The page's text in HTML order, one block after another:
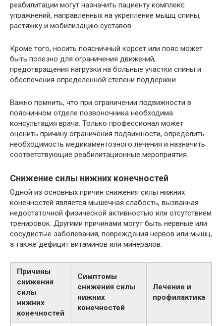
реабилитации могут назначить пациенту комплекс
упражнений, направленных на укрепление мышц спины,
растяжку и мобилизацию суставов.
Кроме того, носить поясничный корсет или пояс может
быть полезно для ограничения движений,
предотвращения нагрузки на больные участки спины и
обеспечения определенной степени поддержки.
Важно помнить, что при ограничении подвижности в
поясничном отделе позвоночника необходима
консультация врача. Только профессионал может
оценить причину ограничения подвижности, определить
необходимость медикаментозного лечения и назначить
соответствующие реабилитационные мероприятия.
Снижение силы нижних конечностей
Одной из основных причин снижения силы нижних
конечностей является мышечная слабость, вызванная
недостаточной физической активностью или отсутствием
тренировок. Другими причинами могут быть нервные или
сосудистые заболевания, повреждения нервов или мышц,
а также дефицит витаминов или минералов.
Причины
снижения
силы
нижних
конечностей
Симптомы
снижения силы
нижних
конечностей
Лечение и
профилактика